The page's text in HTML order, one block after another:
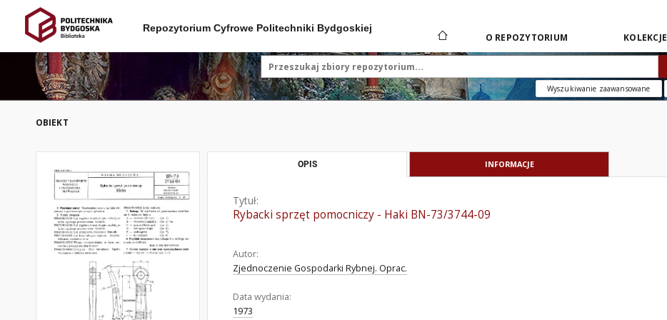
Repozytorium Cyfrowe Politechniki Bydgoskiej
O REPOZYTORIUM KOLEKCJE
Wyszukiwanie zaawansowane
OBIEKT
OPIS INFORMACJE
Tytuł:
Rybacki sprzęt pomocniczy - Haki BN-73/3744-09
Autor:
Zjednoczenie Gospodarki Rybnej. Oprac.
Data wydania:
1973